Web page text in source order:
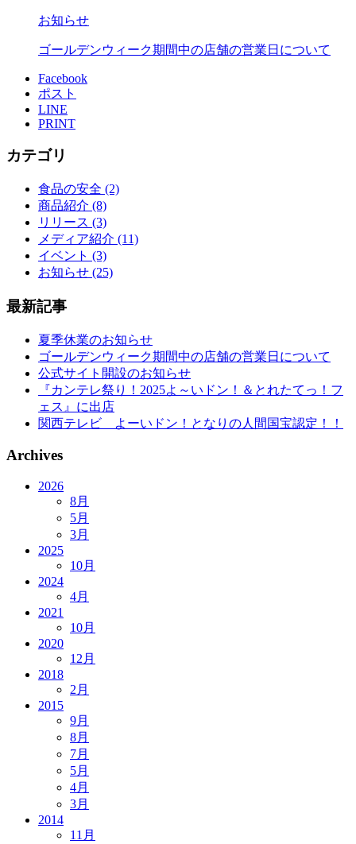
お知らせ
ゴールデンウィーク期間中の店舗の営業日について
Facebook
ポスト
LINE
PRINT
カテゴリ
食品の安全 (2)
商品紹介 (8)
リリース (3)
メディア紹介 (11)
イベント (3)
お知らせ (25)
最新記事
夏季休業のお知らせ
ゴールデンウィーク期間中の店舗の営業日について
公式サイト開設のお知らせ
『カンテレ祭り！2025よ～いドン！＆とれたてっ！フ
ェス』に出店
関西テレビ よーいドン！となりの人間国宝認定！！
Archives
2026
8月
5月
3月
2025
10月
2024
4月
2021
10月
2020
12月
2018
2月
2015
9月
8月
7月
5月
4月
3月
2014
11月